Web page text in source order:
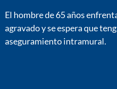
El hombre de 65 años
agravado y se espera que
aseguramiento intramural.